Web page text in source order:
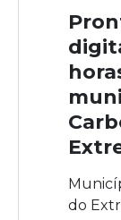
do